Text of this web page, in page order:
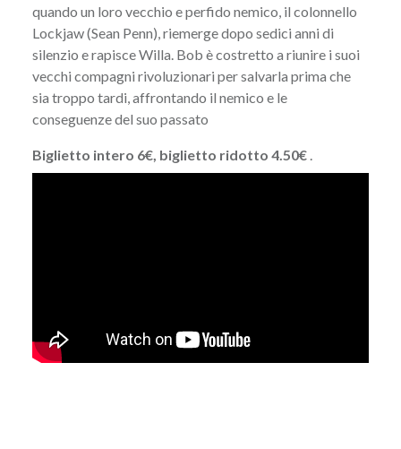
quando un loro vecchio e perfido nemico, il colonnello
Lockjaw (Sean Penn), riemerge dopo sedici anni di
silenzio e rapisce Willa. Bob è costretto a riunire i suoi
vecchi compagni rivoluzionari per salvarla prima che
sia troppo tardi, affrontando il nemico e le
conseguenze del suo passato
Biglietto intero 6€, biglietto ridotto 4.50€ .